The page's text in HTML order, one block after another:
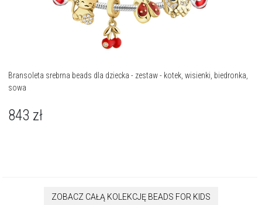
Bransoleta srebrna beads dla dziecka - zestaw - kotek, wisienki, biedronka,
sowa
843 zł
ZOBACZ CAŁĄ KOLEKCJĘ BEADS FOR KIDS